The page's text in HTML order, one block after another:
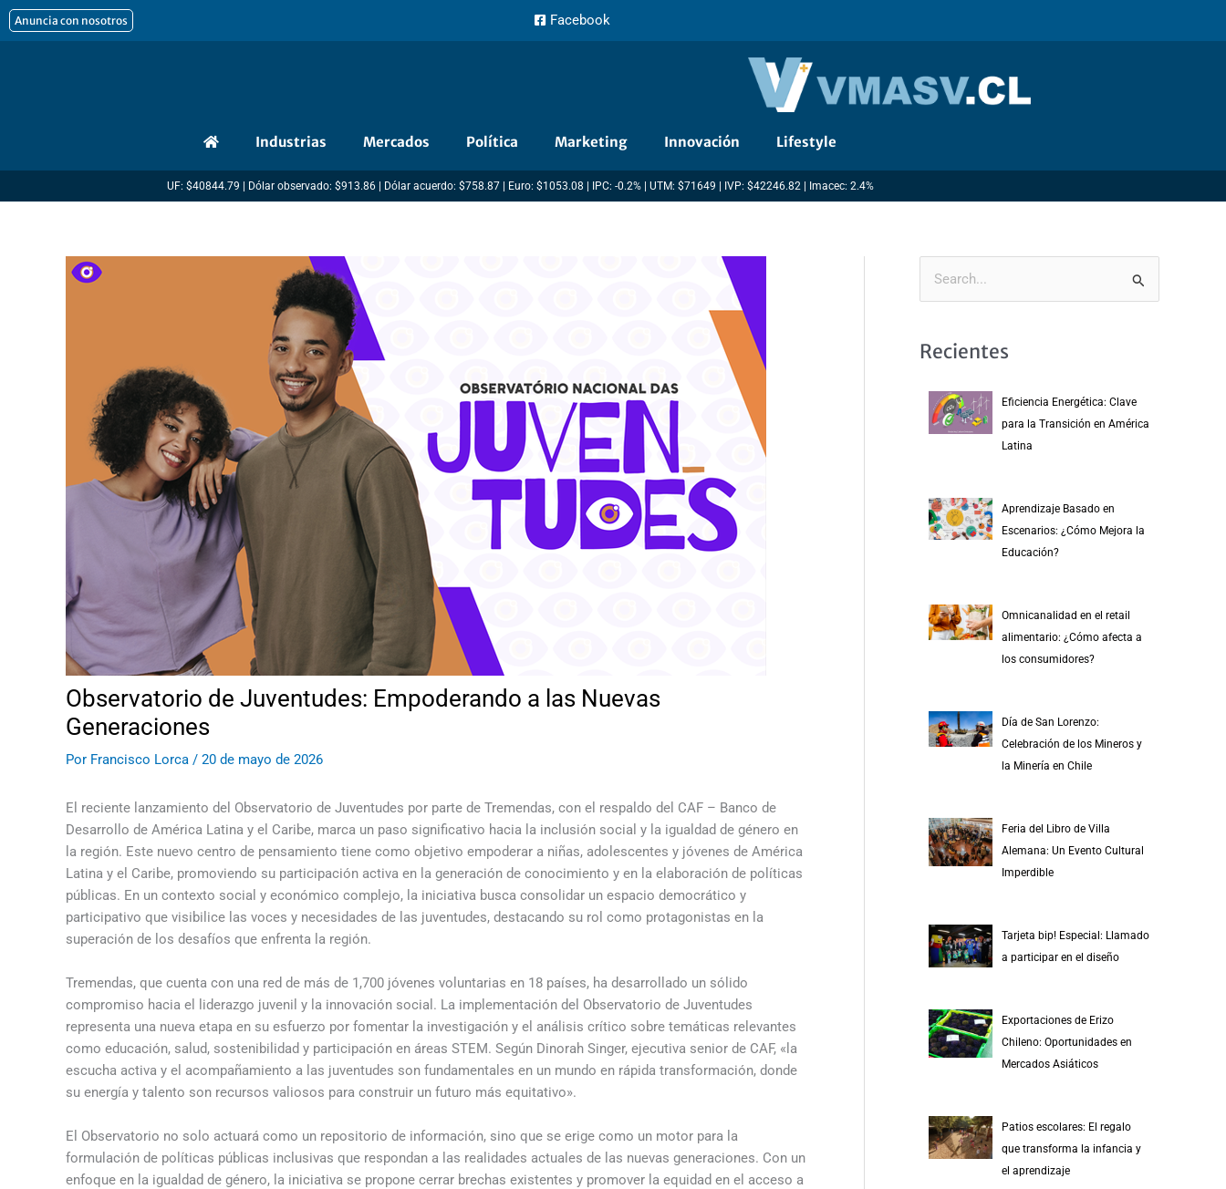
al
Anuncia con nosotros Facebook
Industrias Mercados Política Marketing Innovación Lifestyle
UF: $40844.79 | Dólar observado: $913.86 | Dólar acuerdo: $758.87 | Euro: $1053.08 | IPC: -0.2% | UTM: $71649 | IVP: $42246.82 | Imacec: 2.4%
Observatorio de Juventudes: Empoderando a las Nuevas
Generaciones
Por Francisco Lorca / 20 de mayo de 2026
El reciente lanzamiento del Observatorio de Juventudes por parte de Tremendas, con el respaldo del CAF – Banco de
Desarrollo de América Latina y el Caribe, marca un paso significativo hacia la inclusión social y la igualdad de género en
la región. Este nuevo centro de pensamiento tiene como objetivo empoderar a niñas, adolescentes y jóvenes de América
Latina y el Caribe, promoviendo su participación activa en la generación de conocimiento y en la elaboración de políticas
públicas. En un contexto social y económico complejo, la iniciativa busca consolidar un espacio democrático y
participativo que visibilice las voces y necesidades de las juventudes, destacando su rol como protagonistas en la
superación de los desafíos que enfrenta la región.
Tremendas, que cuenta con una red de más de 1,700 jóvenes voluntarias en 18 países, ha desarrollado un sólido
compromiso hacia el liderazgo juvenil y la innovación social. La implementación del Observatorio de Juventudes
representa una nueva etapa en su esfuerzo por fomentar la investigación y el análisis crítico sobre temáticas relevantes
como educación, salud, sostenibilidad y participación en áreas STEM. Según Dinorah Singer, ejecutiva senior de CAF, «la
escucha activa y el acompañamiento a las juventudes son fundamentales en un mundo en rápida transformación, donde
su energía y talento son recursos valiosos para construir un futuro más equitativo».
El Observatorio no solo actuará como un repositorio de información, sino que se erige como un motor para la
formulación de políticas públicas inclusivas que respondan a las realidades actuales de las nuevas generaciones. Con un
enfoque en la igualdad de género, la iniciativa se propone cerrar brechas existentes y promover la equidad en el acceso a
Recientes
Eficiencia Energética: Clave
para la Transición en América
Latina
Aprendizaje Basado en
Escenarios: ¿Cómo Mejora la
Educación?
Omnicanalidad en el retail
alimentario: ¿Cómo afecta a
los consumidores?
Día de San Lorenzo:
Celebración de los Mineros y
la Minería en Chile
Feria del Libro de Villa
Alemana: Un Evento Cultural
Imperdible
Tarjeta bip! Especial: Llamado
a participar en el diseño
Exportaciones de Erizo
Chileno: Oportunidades en
Mercados Asiáticos
Patios escolares: El regalo
que transforma la infancia y
el aprendizaje